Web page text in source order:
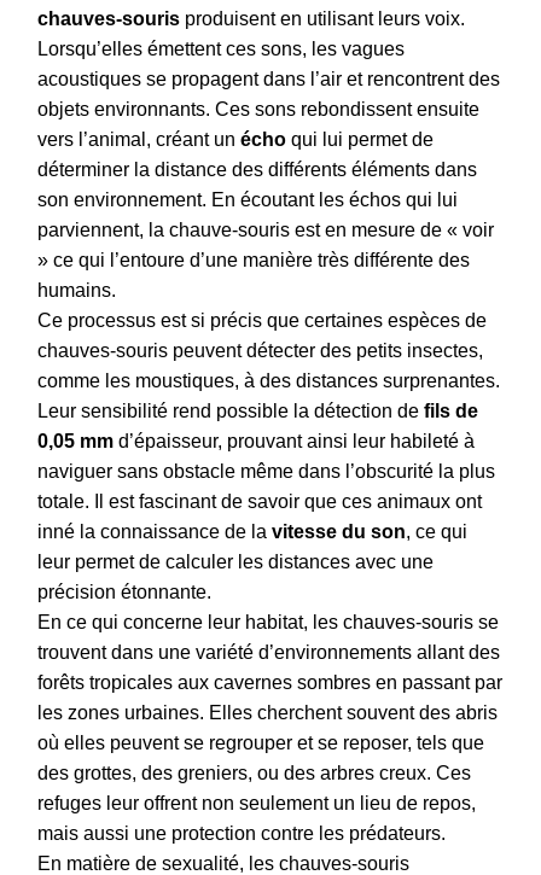
chauves-souris produisent en utilisant leurs voix.
Lorsqu’elles émettent ces sons, les vagues
acoustiques se propagent dans l’air et rencontrent des
objets environnants. Ces sons rebondissent ensuite
vers l’animal, créant un écho qui lui permet de
déterminer la distance des différents éléments dans
son environnement. En écoutant les échos qui lui
parviennent, la chauve-souris est en mesure de « voir
» ce qui l’entoure d’une manière très différente des
humains.
Ce processus est si précis que certaines espèces de
chauves-souris peuvent détecter des petits insectes,
comme les moustiques, à des distances surprenantes.
Leur sensibilité rend possible la détection de fils de
0,05 mm d’épaisseur, prouvant ainsi leur habileté à
naviguer sans obstacle même dans l’obscurité la plus
totale. Il est fascinant de savoir que ces animaux ont
inné la connaissance de la vitesse du son, ce qui
leur permet de calculer les distances avec une
précision étonnante.
En ce qui concerne leur habitat, les chauves-souris se
trouvent dans une variété d’environnements allant des
forêts tropicales aux cavernes sombres en passant par
les zones urbaines. Elles cherchent souvent des abris
où elles peuvent se regrouper et se reposer, tels que
des grottes, des greniers, ou des arbres creux. Ces
refuges leur offrent non seulement un lieu de repos,
mais aussi une protection contre les prédateurs.
En matière de sexualité, les chauves-souris